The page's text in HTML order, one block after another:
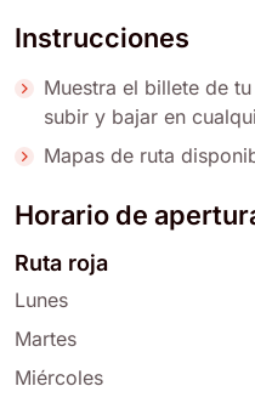
Instrucciones
Muestra el billete de
subir y bajar en
Mapas de ruta
Horario de
Ruta roja
Lunes
Martes
Miércoles